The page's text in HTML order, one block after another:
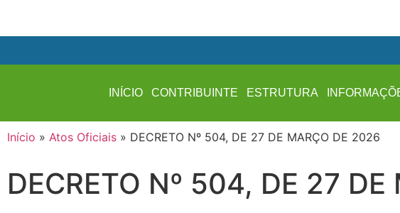
INÍCIO CONTRIBUINTE ESTRUTURA
Início » Atos Oficiais » DECRETO Nº 504, DE 27 DE MARÇO DE 2026
DECRETO Nº 504, DE 27